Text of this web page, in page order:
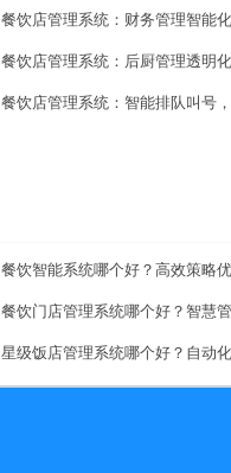
餐饮店管理系统：财务管理智能
餐饮店管理系统：后厨管理透明
餐饮店管理系统：智能排队叫号
餐饮智能系统哪个好？高效策略
餐饮门店管理系统哪个好？智慧
星级饭店管理系统哪个好？自动